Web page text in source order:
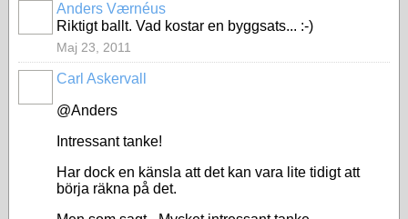
Anders Værnéus
Riktigt ballt. Vad kostar en byggsats... :-)
Maj 23, 2011
Carl Askervall
@Anders
Intressant tanke!
Har dock en känsla att det kan vara lite tidigt att
börja räkna på det.